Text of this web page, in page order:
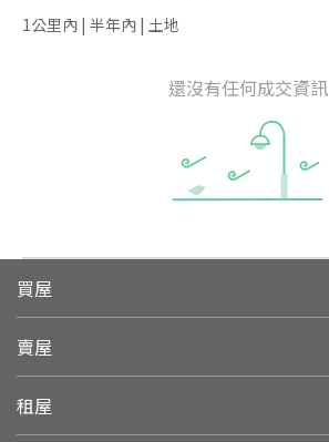
1公里內 | 半年內 | 土地
還沒有任何成交資訊
買屋
賣屋
租屋